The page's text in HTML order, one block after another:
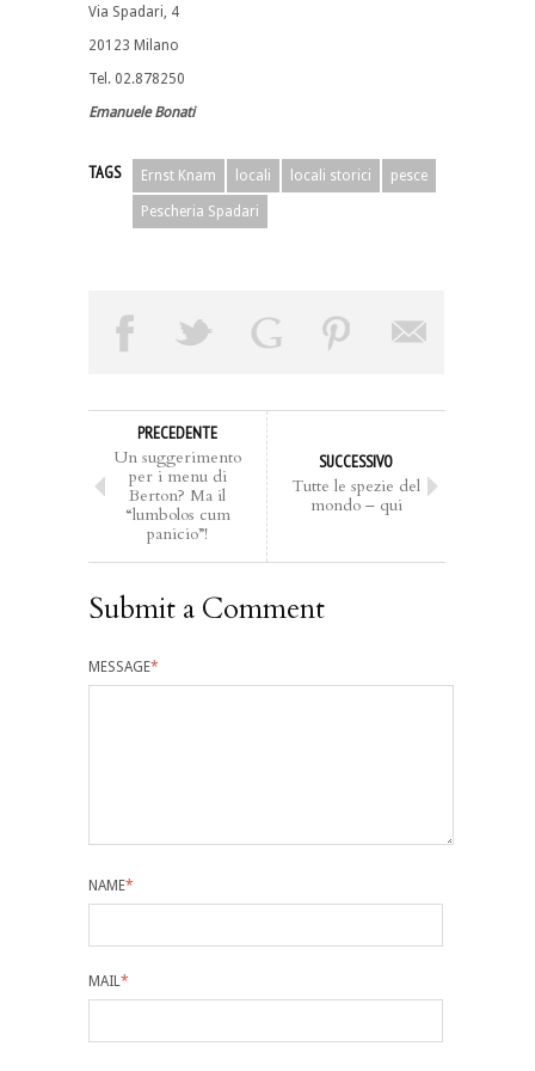
Via Spadari, 4
20123 Milano
Tel. 02.878250
Emanuele Bonati
TAGS Ernst Knam locali locali storici pesce
Pescheria Spadari
PRECEDENTE
Un suggerimento
per i menu di
Berton? Ma il
“lumbolos cum
panicio”!
SUCCESSIVO
Tutte le spezie del
mondo – qui
Submit a Comment
MESSAGE*
NAME*
MAIL*